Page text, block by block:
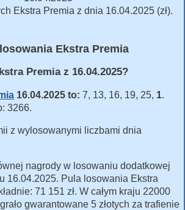
Ekstra Premia z dnia 16.04.2025 (zł).
Ekstra Premia
Premia z 16.04.2025?
16.04.2025 to: 7, 13, 16, 19, 25, 1.
3266.
nagrody w losowaniu dodatkowej
16.04.2025. Pula losowania Ekstra
71 151 zł. W całym kraju 22000
gwarantowane 5 złotych za trafienie